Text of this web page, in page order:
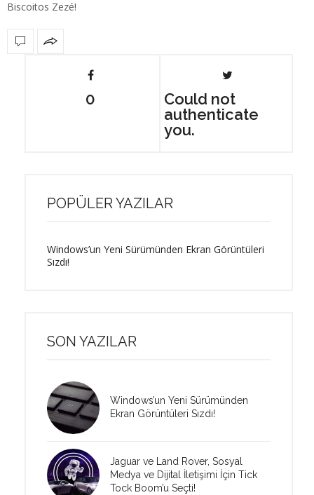
Biscoitos Zezé!
0
Could not
authenticate
you.
POPÜLER YAZILAR
Windows’un Yeni Sürümünden Ekran Görüntüleri
Sızdı!
SON YAZILAR
Windows’un Yeni Sürümünden
Ekran Görüntüleri Sızdı!
Jaguar ve Land Rover, Sosyal
Medya ve Dijital İletişimi İçin Tick
Tock Boom’u Seçti!